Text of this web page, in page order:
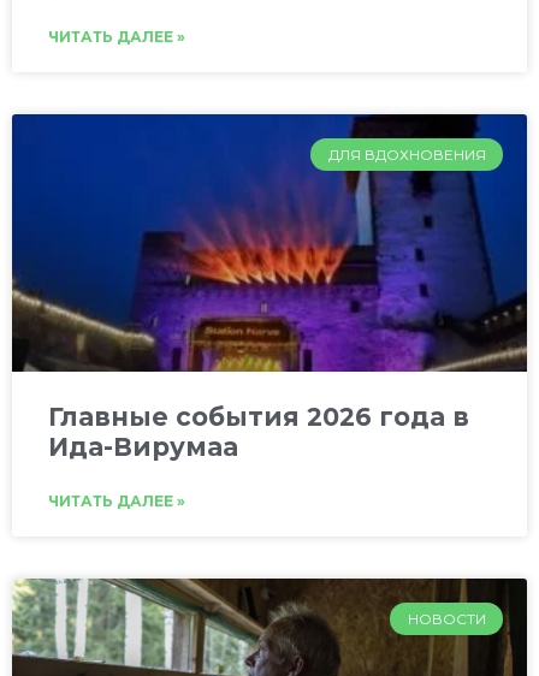
ЧИТАТЬ ДАЛЕЕ »
ДЛЯ ВДОХНОВЕНИЯ
Главные события 2026 года в
Ида-Вирумаа
ЧИТАТЬ ДАЛЕЕ »
НОВОСТИ